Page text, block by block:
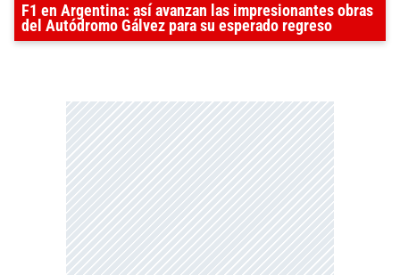
F1 en Argentina: así avanzan las impresionantes obras
del Autódromo Gálvez para su esperado regreso